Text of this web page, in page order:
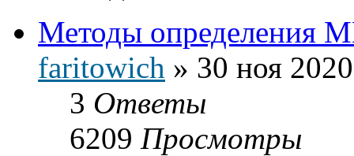
Методы
faritowich » 30 ноя
3 Ответы
6209 Просмотры